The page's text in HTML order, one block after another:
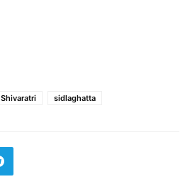
Shivaratri sidlaghatta